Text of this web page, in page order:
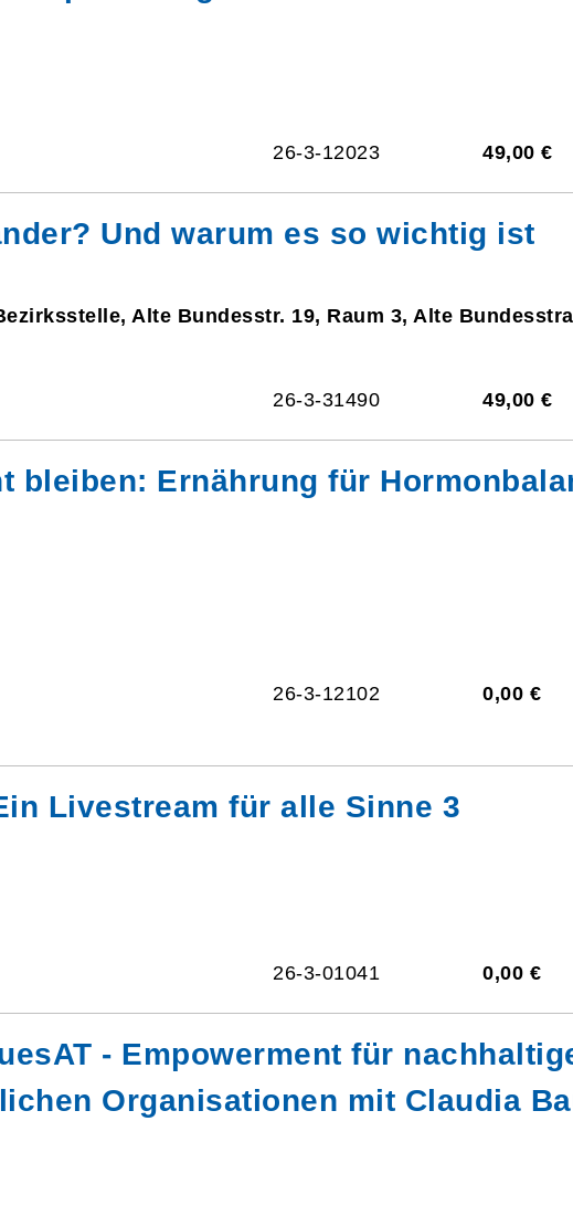
26-3-12023 49,00 €
Und warum es so wichtig ist
Alte Bundesstr. 19, Raum 3, Alte
26-3-31490 49,00 €
bleiben: Ernährung für
26-3-12102 0,00 €
Livestream für alle Sinne 3
26-3-01041 0,00 €
- Empowerment für
Organisationen mit Claudia